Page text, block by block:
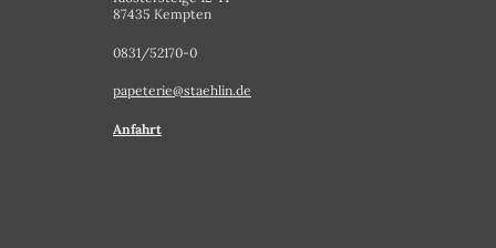
87435 Kempten
0831/52170-0
papeterie@staehlin.de
Anfahrt